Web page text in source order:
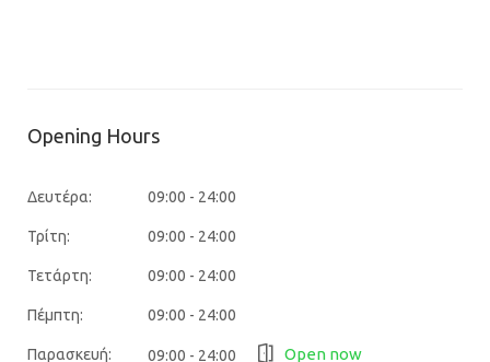
Opening Hours
Δευτέρα: 09:00 - 24:00
Τρίτη: 09:00 - 24:00
Τετάρτη: 09:00 - 24:00
Πέμπτη: 09:00 - 24:00
Παρασκευή: 09:00 - 24:00 Open now